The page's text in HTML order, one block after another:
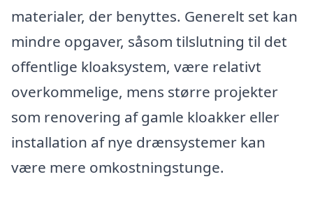
materialer, der benyttes. Generelt set kan
mindre opgaver, såsom tilslutning til det
offentlige kloaksystem, være relativt
overkommelige, mens større projekter
som renovering af gamle kloakker eller
installation af nye drænsystemer kan
være mere omkostningstunge.